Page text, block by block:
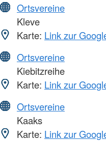
Ortsvereine
Kleve
Karte: Link zur
Ortsvereine
Kiebitzreihe
Karte: Link zur
Ortsvereine
Kaaks
Karte: Link zur